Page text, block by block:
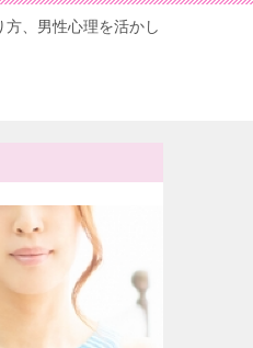
、男性心理を活かし